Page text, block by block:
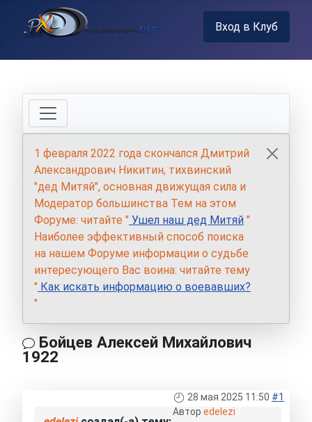
Вход в Клуб
1 февраля 2022 года скончался Дмитрий
Александрович Никитин, тихвинский
"дед Митяй", основная движущая сила и
Модератор большинства Тем на этом
Форуме: читайте " Ушел наш дед Митяй "
Наиболее эффективный способ поиска
на нашем Форуме информации о судьбе
интересующего Вас воина: читайте тему
" Как искать информацию о воевавших?
"
Бойцев Алексей Михайлович
1922
28 мая 2025 11:50 #1
Автор edelezi